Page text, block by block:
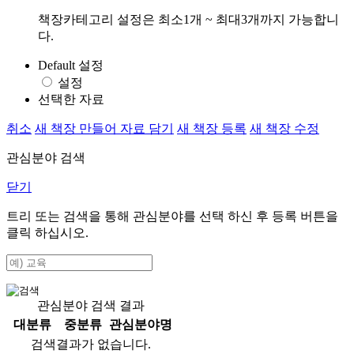
책장카테고리 설정은 최소1개 ~ 최대3개까지 가능합니
다.
Default 설정
설정
선택한 자료
취소 새 책장 만들어 자료 담기 새 책장 등록 새 책장 수정
관심분야 검색
닫기
트리 또는 검색을 통해 관심분야를 선택 하신 후 등록 버튼을
클릭 하십시오.
관심분야 검색 결과
대분류
중분류
관심분야명
검색결과가 없습니다.